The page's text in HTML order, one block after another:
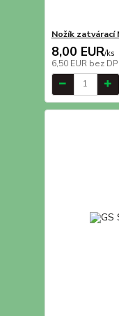
Nožík zatvárací
8,00 EUR/ks
6,50 EUR bez